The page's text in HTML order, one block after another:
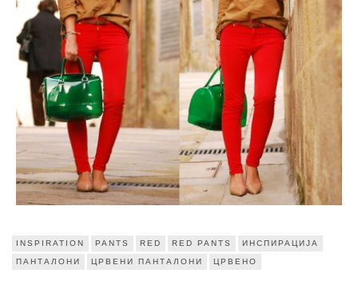
INSPIRATION PANTS RED RED PANTS ИНСПИРАЦИЈА
ПАНТАЛОНИ ЦРВЕНИ ПАНТАЛОНИ ЦРВЕНО